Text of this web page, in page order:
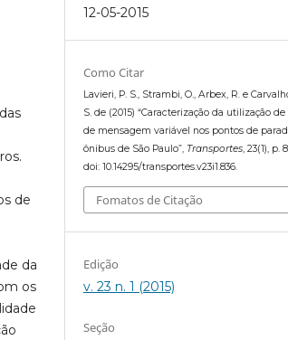
de
da
os
12-05-2015
Como Citar
Lavieri, P. S., Strambi, O., Arbex, R. e
S. de (2015) “Caracterização da utilização de
de mensagem variável nos pontos de
ônibus de São Paulo”, Transportes, 23(1), p.
doi: 10.14295/transportes.v23i1.836.
Fomatos de Citação
Edição
v. 23 n. 1 (2015)
Seção